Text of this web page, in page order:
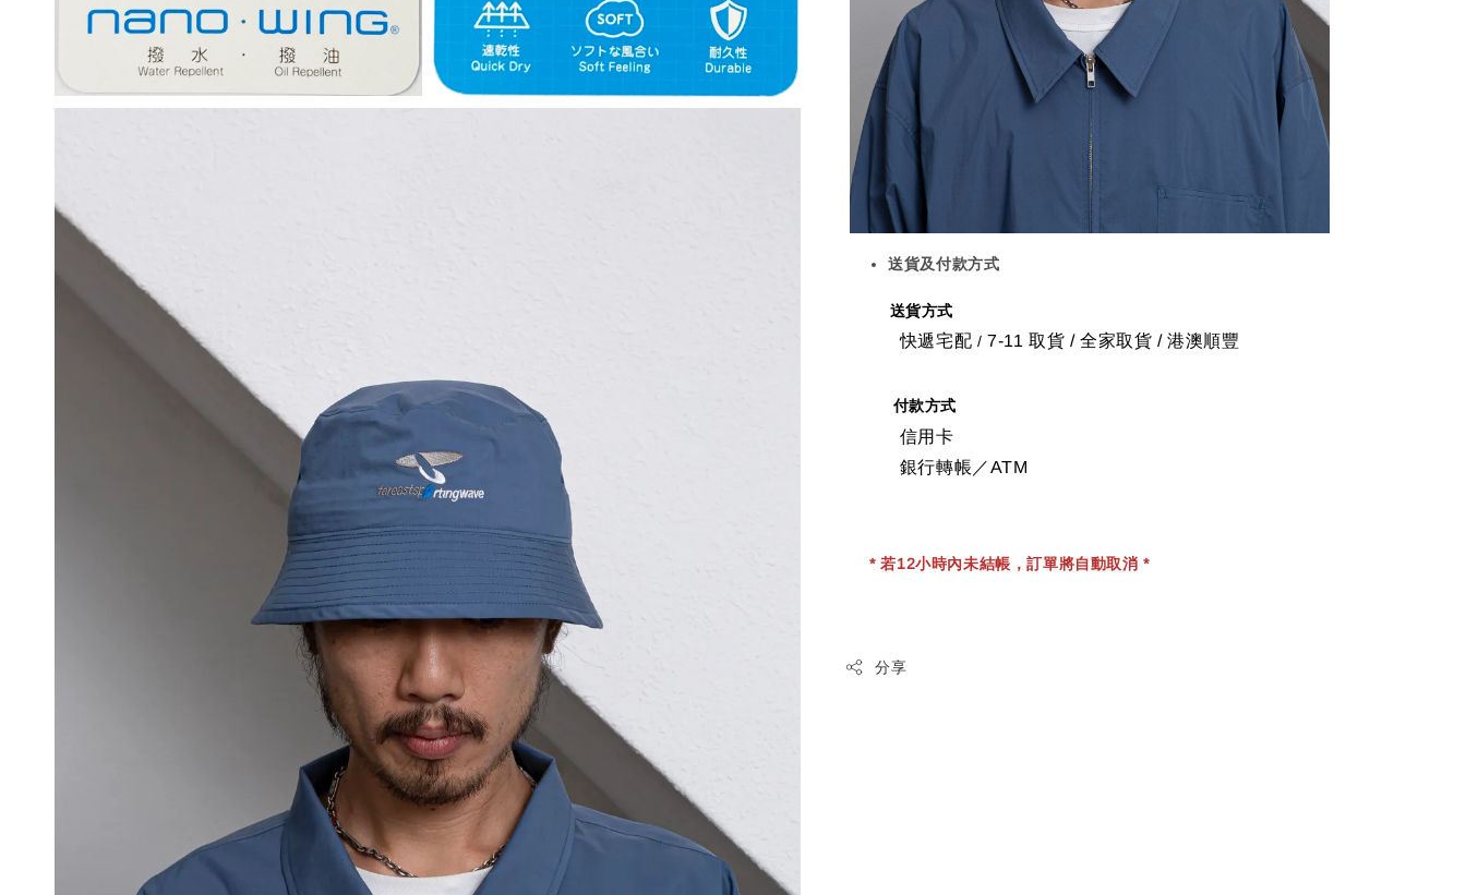
送貨及付款方式
送貨方式
快遞宅配 / 7-11 取貨 /全家取貨 / 港澳順豐
付款方式
信用卡
銀行轉帳／ATM
* 若12小時內未結帳，訂單將自動取消 *
分享